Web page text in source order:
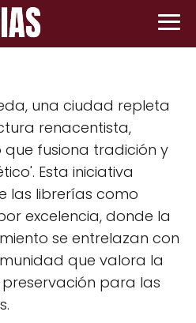
una ciudad repleta
renacentista,
fusiona tradición y
Esta iniciativa
las librerías como
excelencia, donde la
se entrelazan con
que valora la
para las